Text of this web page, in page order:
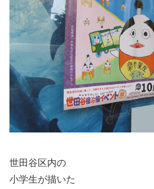
世田谷区内の
小学生が描いた